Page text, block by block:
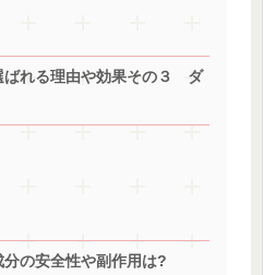
ばれる理由や効果その３ ダ
分の安全性や副作用は?